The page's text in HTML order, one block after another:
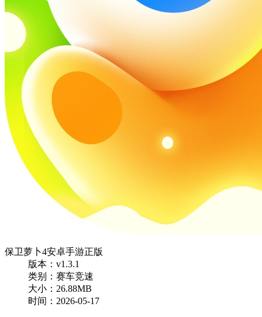
保卫萝卜4安卓手游正版
版本：v1.3.1
类别：赛车竞速
大小：26.88MB
时间：2026-05-17